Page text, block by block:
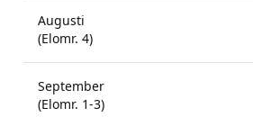
Augusti
(Elomr. 4)
September
(Elomr. 1-3)